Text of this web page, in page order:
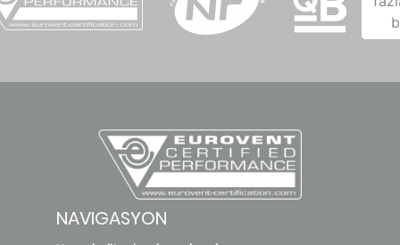
Isı pompası
Soğutma
Yönetmelik
Mali teşvikler